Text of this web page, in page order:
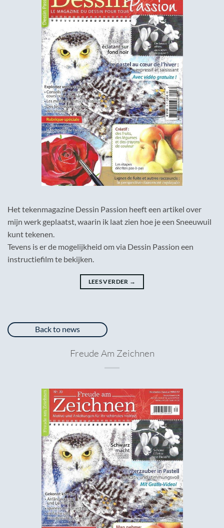
Het tekenmagazine Dessin Passion heeft een artikel over
mijn werk geplaatst, waarin ik laat zien hoe je een Sneeuwuil
kunt tekenen.
Tevens is er de mogelijkheid om via Dessin Passion een
instructiefilm te bekijken.
LEES VERDER →
Back to news
Freude Am Zeichnen